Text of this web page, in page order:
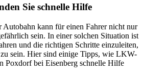
Sie schnelle Hilfe
kann für einen Fahrer nicht nur
sein. In einer solchen Situation ist
und die richtigen Schritte einzuleiten,
sein. Hier sind einige Tipps, wie LKW-
Poxdorf bei Eisenberg schnelle Hilfe